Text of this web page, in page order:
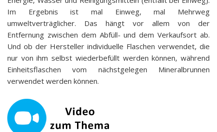
Im Ergebnis ist mal Einweg, mal Mehrweg
umweltverträglicher. Das hängt vor allem von der
Entfernung zwischen dem Abfüll- und dem Verkaufsort ab.
Und ob der Hersteller individuelle Flaschen verwendet, die
nur von ihm selbst wiederbefüllt werden können, während
Einheitsflaschen vom nächstgelegen Mineralbrunnen
verwendet werden können.